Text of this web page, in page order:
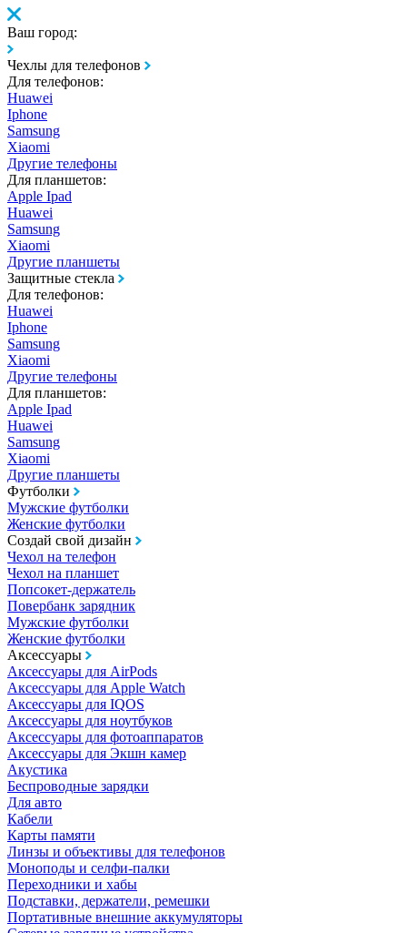
Ваш город:
Чехлы для телефонов
Для телефонов:
Huawei
Iphone
Samsung
Xiaomi
Другие телефоны
Для планшетов:
Apple Ipad
Huawei
Samsung
Xiaomi
Другие планшеты
Защитные стекла
Для телефонов:
Huawei
Iphone
Samsung
Xiaomi
Другие телефоны
Для планшетов:
Apple Ipad
Huawei
Samsung
Xiaomi
Другие планшеты
Футболки
Мужские футболки
Женские футболки
Создай свой дизайн
Чехол на телефон
Чехол на планшет
Попсокет-держатель
Повербанк зарядник
Мужские футболки
Женские футболки
Аксессуары
Аксессуары для AirPods
Аксессуары для Apple Watch
Аксессуары для IQOS
Аксессуары для ноутбуков
Аксессуары для фотоаппаратов
Аксессуары для Экшн камер
Акустика
Беспроводные зарядки
Для авто
Кабели
Карты памяти
Линзы и объективы для телефонов
Моноподы и селфи-палки
Переходники и хабы
Подставки, держатели, ремешки
Портативные внешние аккумуляторы